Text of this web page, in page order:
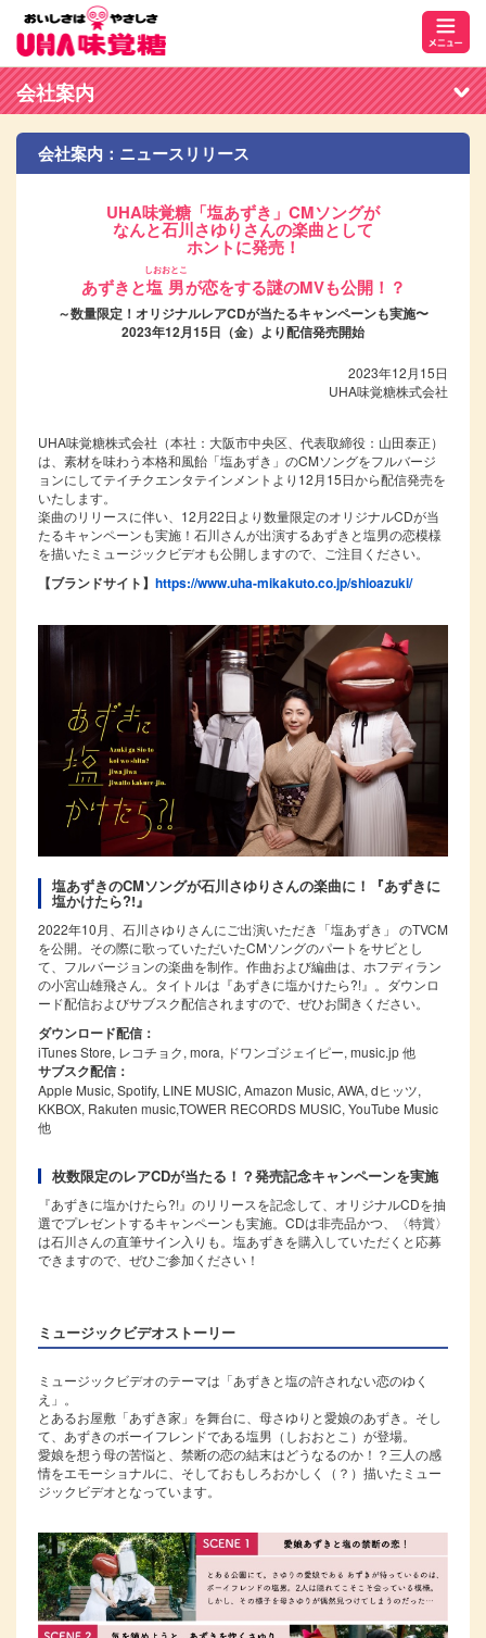
会社案内：ニュースリリース
UHA味覚糖「塩あずき」CMソングが
なんと石川さゆりさんの楽曲として
ホントに発売！
あずきと塩男
しおおとこ
が恋をする謎のMVも公開！？
～数量限定！オリジナルレアCDが当たるキャンペーンも実施〜
2023年12月15日（金）より配信発売開始
2023年12月15日
UHA味覚糖株式会社
UHA味覚糖株式会社（本社：大阪市中央区、代表取締役：山田泰正）
は、素材を味わう本格和風飴󠄀「塩あずき」のCMソングをフルバージ
ョンにしてテイチクエンタテインメントより12月15日から配信発売を
いたします。
楽曲のリリースに伴い、12月22日より数量限定のオリジナルCDが当
たるキャンペーンも実施！石川さんが出演するあずきと塩男の恋模様
を描いたミュージックビデオも公開しますので、ご注目ください。
【ブランドサイト】 https://www.uha-mikakuto.co.jp/shioazuki/
塩あずきのCMソングが石川さゆりさんの楽曲に！『あずきに
塩かけたら?!』
2022年10月、石川さゆりさんにご出演いただき「塩あずき」 のTVCM
を公開。その際に歌っていただいたCMソングのパートをサビとし
て、フルバージョンの楽曲を制作。作曲および編曲は、ホフディラン
の小宮山雄飛さん。タイトルは『あずきに塩かけたら?!』。ダウンロ
ード配信およびサブスク配信されますので、ぜひお聞きください。
ダウンロード配信：
iTunes Store, レコチョク, mora, ドワンゴジェイピー, music.jp 他
サブスク配信：
Apple Music, Spotify, LINE MUSIC, Amazon Music, AWA, dヒッツ,
KKBOX, Rakuten music,TOWER RECORDS MUSIC, YouTube Music
他
枚数限定のレアCDが当たる！？発売記念キャンペーンを実施
『あずきに塩かけたら?!』のリリースを記念して、オリジナルCDを抽
選でプレゼントするキャンペーンも実施。CDは非売品かつ、〈特賞〉
は石川さんの直筆サイン入りも。塩あずきを購入していただくと応募
できますので、ぜひご参加ください！
ミュージックビデオストーリー
ミュージックビデオのテーマは「あずきと塩の許されない恋のゆく
え」。
とあるお屋敷「あずき家」を舞台に、母さゆりと愛娘のあずき。そし
て、あずきのボーイフレンドである塩男（しおおとこ）が登場。
愛娘を想う母の苦悩と、禁断の恋の結末はどうなるのか！？三人の感
情をエモーショナルに、そしておもしろおかしく（？）描いたミュー
ジックビデオとなっています。
会社案内